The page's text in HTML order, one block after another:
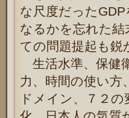
な尺度だった
なるかを忘れた結
ての問題提起も鋭
生活水準、保健
力、時間の使い方
ドメイン、７２